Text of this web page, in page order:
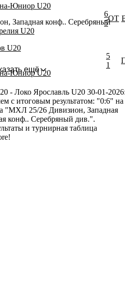
Юниор U20
U20
6
5
ОТ
Западная конф.. Серебряный
U20
Юниор U20
5
1
ещё
- Локо Ярославль U20 30-01-
с итоговым результатом: "0:6" на
"МХЛ 25/26 Дивизион, Западная
конф.. Серебряный див.".
и турнирная таблица